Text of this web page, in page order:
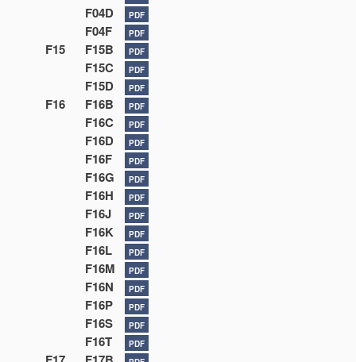
F04D PDF
F04F PDF
F15 F15B PDF
F15C PDF
F15D PDF
F16 F16B PDF
F16C PDF
F16D PDF
F16F PDF
F16G PDF
F16H PDF
F16J PDF
F16K PDF
F16L PDF
F16M PDF
F16N PDF
F16P PDF
F16S PDF
F16T PDF